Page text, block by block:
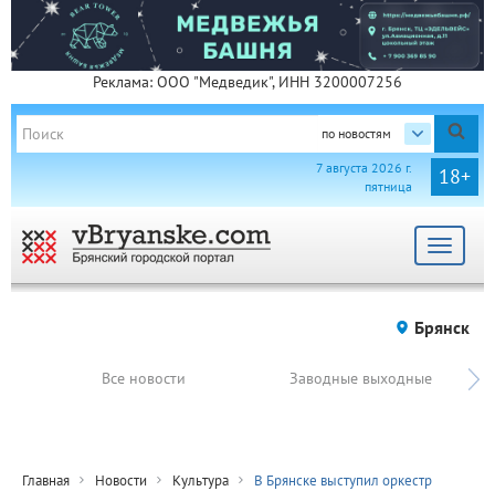
Реклама: ООО "Медведик", ИНН 3200007256
по новостям
18+
7 августа 2026 г.
пятница
Toggle
Брянск
Все новости Заводные выходные
Главная Новости Культура
В Брянске выступил оркестр